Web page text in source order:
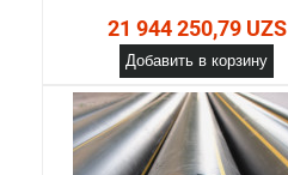
21 944 250,79 UZS
Добавить в корзину